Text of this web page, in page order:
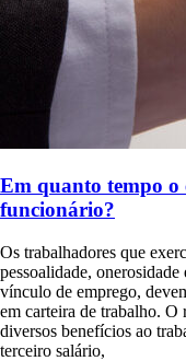
Em quanto tempo o
funcionário?
Os trabalhadores que
pessoalidade,
vínculo de emprego,
em carteira de trabalho. O
diversos benefícios ao
terceiro salário,